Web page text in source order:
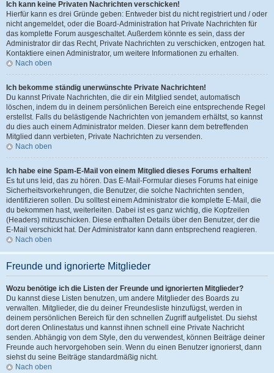
Ich kann keine Privaten Nachrichten verschicken!
Hierfür kann es drei Gründe geben: Entweder bist du nicht registriert und / oder
nicht angemeldet, oder die Board-Administration hat Private Nachrichten für
das komplette Forum ausgeschaltet. Außerdem könnte es sein, dass der
Administrator dir das Recht, Private Nachrichten zu verschicken, entzogen hat.
Kontaktiere einen Administrator, um weitere Informationen zu erhalten.
Nach oben
Ich bekomme ständig unerwünschte Private Nachrichten!
Du kannst Private Nachrichten, die dir ein Mitglied sendet, automatisch
löschen, indem du in deinem persönlichen Bereich eine entsprechende Regel
erstellst. Falls du belästigende Nachrichten von jemandem erhältst, so kannst
du dies auch einem Administrator melden. Dieser kann dem betreffenden
Mitglied dann verbieten, Private Nachrichten zu versenden.
Nach oben
Ich habe eine Spam-E-Mail von einem Mitglied dieses Forums erhalten!
Es tut uns leid, das zu hören. Das E-Mail-Formular dieses Forums hat einige
Sicherheitsvorkehrungen, die Benutzer, die solche Nachrichten senden,
identifizieren sollen. Du solltest einem Administrator die komplette E-Mail, die
du bekommen hast, weiterleiten. Dabei ist es ganz wichtig, die Kopfzeilen
(Headers) mitzuschicken. Diese enthalten Details über den Benutzer, der die
E-Mail verschickt hat. Der Administrator kann dann entsprechend reagieren.
Nach oben
Freunde und ignorierte Mitglieder
Wozu benötige ich die Listen der Freunde und ignorierten Mitglieder?
Du kannst diese Listen benutzen, um andere Mitglieder des Boards zu
verwalten. Mitglieder, die du deiner Freundesliste hinzufügst, werden in
deinem persönlichen Bereich für den schnellen Zugriff aufgelistet. Du siehst
dort deren Onlinestatus und kannst ihnen schnell eine Private Nachricht
senden. Abhängig von dem Style, den du verwendest, können Beiträge deiner
Freunde auch hervorgehoben sein. Wenn du einen Benutzer ignorierst, dann
siehst du seine Beiträge standardmäßig nicht.
Nach oben